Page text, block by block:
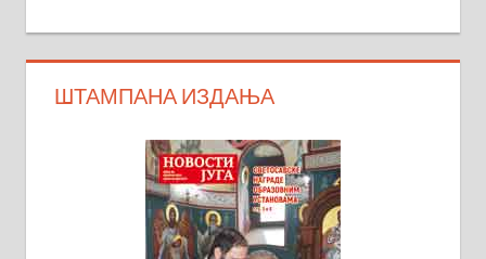
ШТАМПАНА ИЗДАЊА